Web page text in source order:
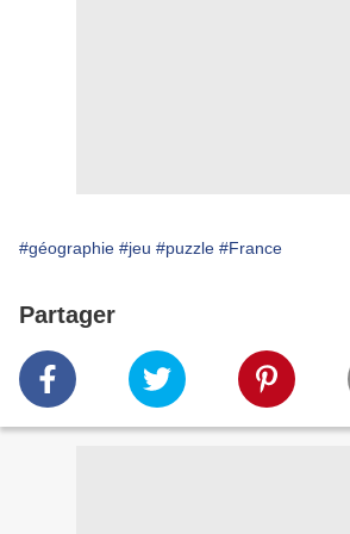
#géographie #jeu #puzzle #France
Partager